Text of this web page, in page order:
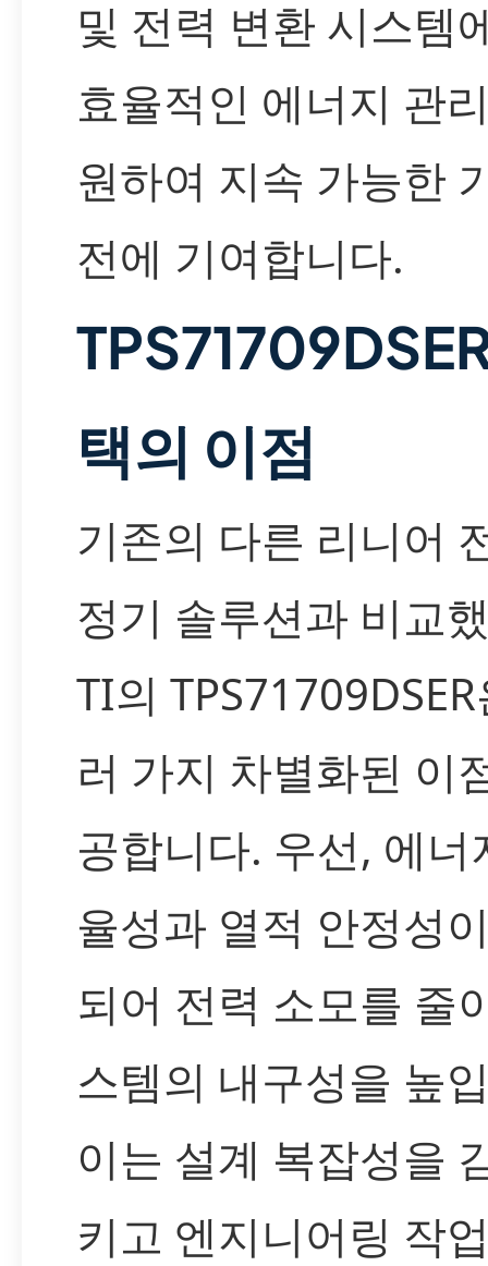
및 전력 변환 시스템
효율적인 에너지 관
원하여 지속 가능한
전에 기여합니다.
택의 이점
기존의 다른 리니어
정기 솔루션과 비교
TI의
러 가지 차별화된 이
공합니다. 우선, 에너
율성과 열적 안정성
되어 전력 소모를 줄
스템의 내구성을 높
이는 설계 복잡성을
키고 엔지니어링 작